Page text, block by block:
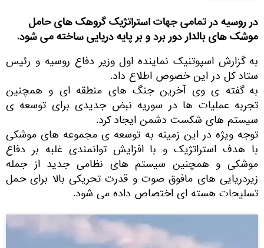
در روسیه در تمامی جهات استراتژیک گروهک های حامل
موشک های بالدار دور برد و بر پایه دریایی ساخته می شود.
به گزارش اسپوتنیک نماینده اول وزیر دفاع روسیه و رئیس
ستاد کل در این خصوص اطلاع داد.
به گفته ی وی آخرین جنگ های منطقه ای و همچنین
تجربه عملیات ها در سوریه نبض جدیدی برای توسعه ی
سیستم های شکست دشمن ایجاد کرد.
توجه ویژه در این زمینه به توسعه ی مجموعه های موشکی
با هدف استراتژیک و با افزایش توانمندی غلبه بر دفاع
موشکی و همچنین سیستم های نظامی جدید از جمله
زیردریایی های مافوق صوت و قدرت تحریکی بالا برای حمل
تسلیحات هسته ای اختصاص داده می شود.